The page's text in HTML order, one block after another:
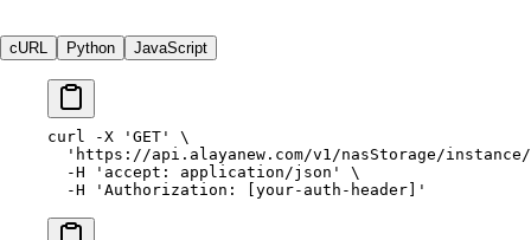
cURL Python JavaScript
curl -X 'GET'
\
'https://api.alayanew.com/v1/nasStorage/
  -H
'accept: application/json'
\
  -H
'Authorization: [your-auth-header]'